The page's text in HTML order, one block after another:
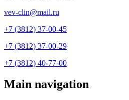
vev-clin@mail.ru
+7 (3812) 37-00-45
+7 (3812) 37-00-29
+7 (3812) 40-77-00
Main navigation